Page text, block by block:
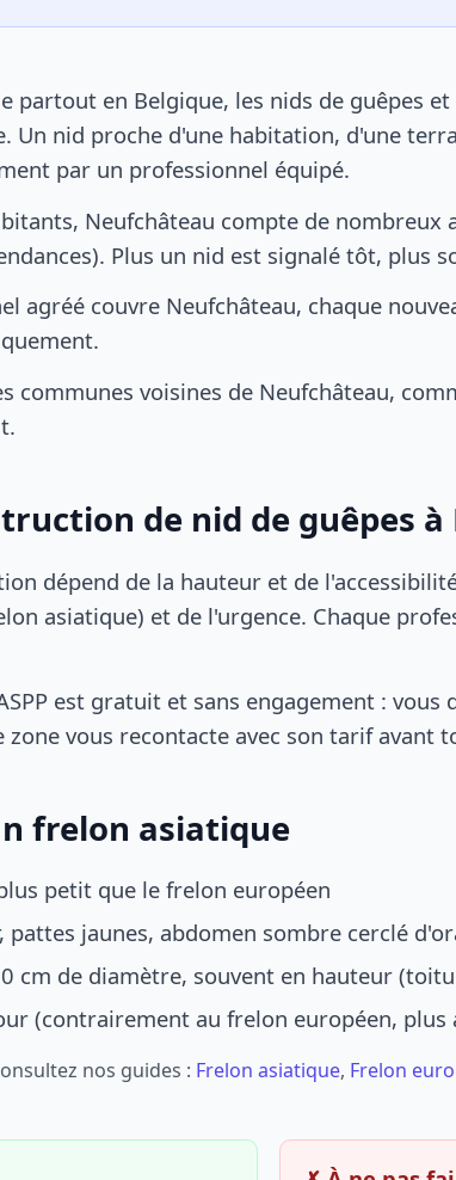
partout en Belgique, les nids de guêpes
Un nid proche d'une habitation, d'une
par un professionnel équipé.
Neufchâteau compte de nombreux
Plus un nid est signalé tôt, plus
agréé couvre Neufchâteau, chaque
communes voisines de Neufchâteau,
de nid de guêpes
dépend de la hauteur et de
asiatique) et de l'urgence. Chaque
est gratuit et sans engagement : vous
zone vous recontacte avec son tarif avant
frelon asiatique
petit que le frelon européen
pattes jaunes, abdomen sombre cerclé
cm de diamètre, souvent en hauteur
(contrairement au frelon européen, plus
nos guides : Frelon asiatique, Frelon